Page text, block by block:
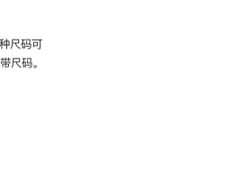
尺码可
尺码。